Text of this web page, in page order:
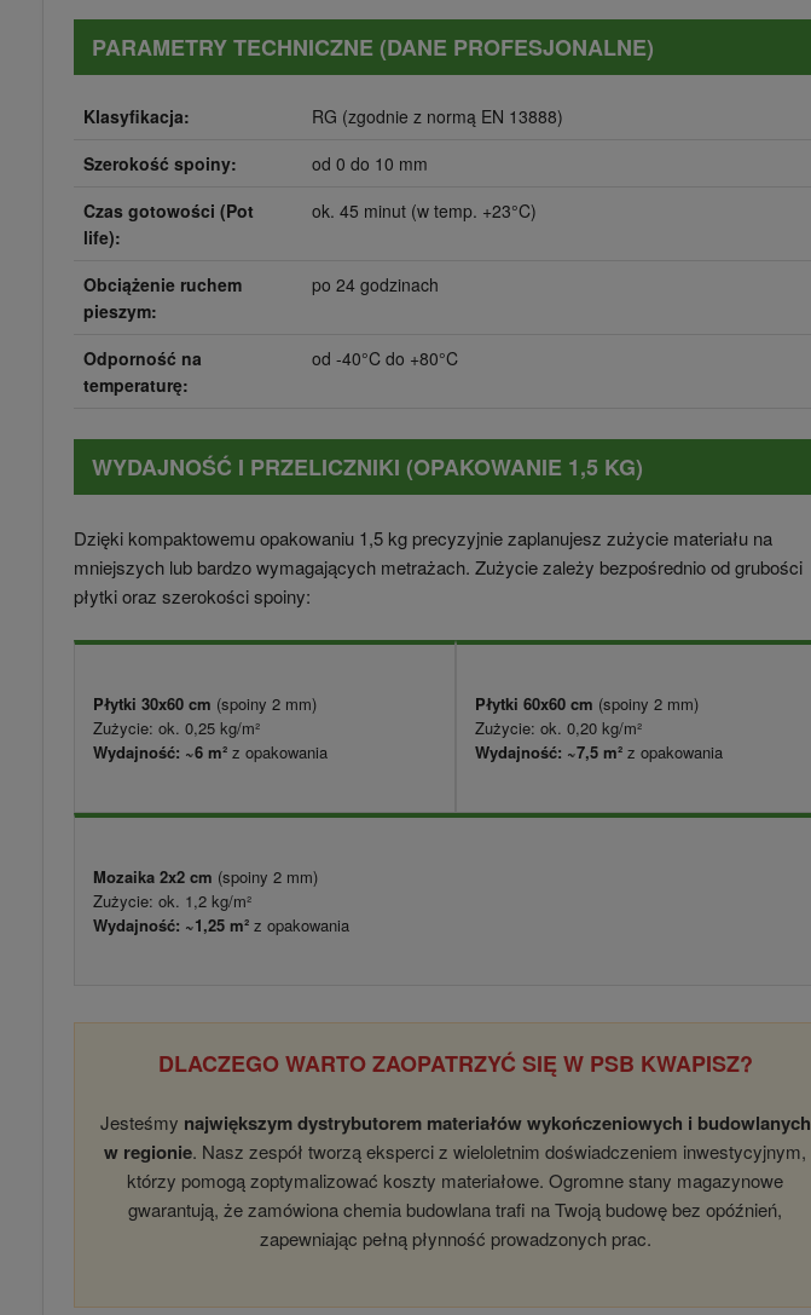
PARAMETRY TECHNICZNE (DANE PROFESJONALNE)
Klasyfikacja:
RG (zgodnie z normą EN 13888)
Szerokość spoiny:
od 0 do 10 mm
Czas gotowości (Pot
life):
ok. 45 minut (w temp. +23°C)
Obciążenie ruchem
pieszym:
po 24 godzinach
Odporność na
temperaturę:
od -40°C do +80°C
WYDAJNOŚĆ I PRZELICZNIKI (OPAKOWANIE 1,5 KG)
Dzięki kompaktowemu opakowaniu 1,5 kg precyzyjnie zaplanujesz zużycie materiału na
mniejszych lub bardzo wymagających metrażach. Zużycie zależy bezpośrednio od grubości
płytki oraz szerokości spoiny:
Płytki 30x60 cm (spoiny 2 mm)
Zużycie: ok. 0,25 kg/m²
Wydajność: ~6 m² z opakowania
Płytki 60x60 cm (spoiny 2 mm)
Zużycie: ok. 0,20 kg/m²
Wydajność: ~7,5 m²z opakowania
Mozaika 2x2 cm (spoiny 2 mm)
Zużycie: ok. 1,2 kg/m²
Wydajność: ~1,25 m² z opakowania
DLACZEGO WARTO ZAOPATRZYĆ SIĘ W PSB KWAPISZ?
Jesteśmy największym dystrybutorem materiałów wykończeniowych i budowlanych
w regionie. Nasz zespół tworzą eksperci z wieloletnim doświadczeniem inwestycyjnym,
którzy pomogą zoptymalizować koszty materiałowe. Ogromne stany magazynowe
gwarantują, że zamówiona chemia budowlana trafi na Twoją budowę bez opóźnień,
zapewniając pełną płynność prowadzonych prac.